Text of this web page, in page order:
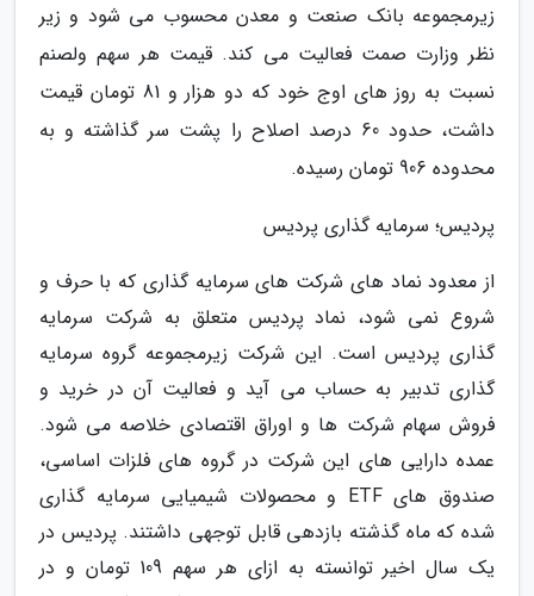
زیرمجموعه بانک صنعت و معدن محسوب می شود و زیر
نظر وزارت صمت فعالیت می کند. قیمت هر سهم ولصنم
نسبت به روز های اوج خود که دو هزار و 81 تومان قیمت
داشت، حدود 60 درصد اصلاح را پشت سر گذاشته و به
محدوده 906 تومان رسیده.
پردیس؛ سرمایه گذاری پردیس
از معدود نماد های شرکت های سرمایه گذاری که با حرف و
شروع نمی شود، نماد پردیس متعلق به شرکت سرمایه
گذاری پردیس است. این شرکت زیرمجموعه گروه سرمایه
گذاری تدبیر به حساب می آید و فعالیت آن در خرید و
فروش سهام شرکت ها و اوراق اقتصادی خلاصه می شود.
عمده دارایی های این شرکت در گروه های فلزات اساسی،
صندوق های ETF و محصولات شیمیایی سرمایه گذاری
شده که ماه گذشته بازدهی قابل توجهی داشتند. پردیس در
یک سال اخیر توانسته به ازای هر سهم 109 تومان و در